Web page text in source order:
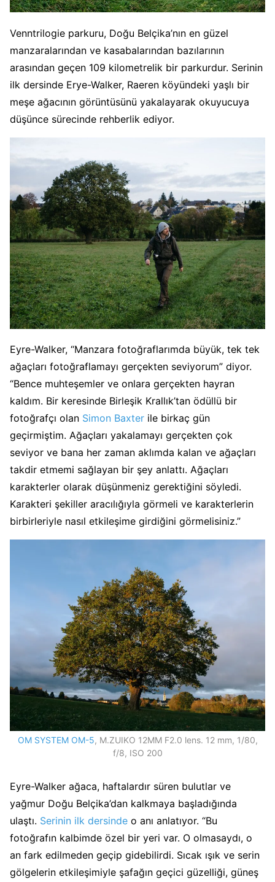
Venntrilogie parkuru, Doğu Belçika’nın en güzel
manzaralarından ve kasabalarından bazılarının
arasından geçen 109 kilometrelik bir parkurdur. Serinin
ilk dersinde Erye-Walker, Raeren köyündeki yaşlı bir
meşe ağacının görüntüsünü yakalayarak okuyucuya
düşünce sürecinde rehberlik ediyor.
Eyre-Walker, “Manzara fotoğraflarımda büyük, tek tek
ağaçları fotoğraflamayı gerçekten seviyorum” diyor.
“Bence muhteşemler ve onlara gerçekten hayran
kaldım. Bir keresinde Birleşik Krallık’tan ödüllü bir
fotoğrafçı olan Simon Baxter ile birkaç gün
geçirmiştim. Ağaçları yakalamayı gerçekten çok
seviyor ve bana her zaman aklımda kalan ve ağaçları
takdir etmemi sağlayan bir şey anlattı. Ağaçları
karakterler olarak düşünmeniz gerektiğini söyledi.
Karakteri şekiller aracılığıyla görmeli ve karakterlerin
birbirleriyle nasıl etkileşime girdiğini görmelisiniz.”
OM SYSTEM OM-5, M.ZUIKO 12MM F2.0 lens. 12 mm, 1/80,
f/8, ISO 200
Eyre-Walker ağaca, haftalardır süren bulutlar ve
yağmur Doğu Belçika’dan kalkmaya başladığında
ulaştı. Serinin ilk dersinde o anı anlatıyor. “Bu
fotoğrafın kalbimde özel bir yeri var. O olmasaydı, o
an fark edilmeden geçip gidebilirdi. Sıcak ışık ve serin
gölgelerin etkileşimiyle şafağın geçici güzelliği, güneş